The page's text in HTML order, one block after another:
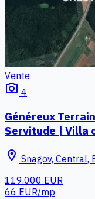
Vente
photo_camera 4
Généreux
Servitude | Villa
location_on Snagov,
119.000 EUR
66 EUR/mp